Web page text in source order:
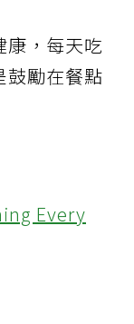
康，每天吃
鼓勵在餐點
Every